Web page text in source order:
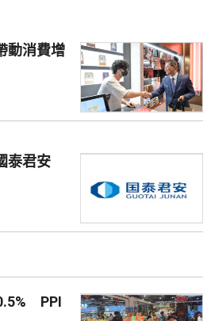
動消費增
泰君安
PPI